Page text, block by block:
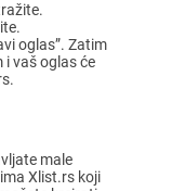
oglas”. Zatim
i vaš oglas će
male
Xlist.rs koji